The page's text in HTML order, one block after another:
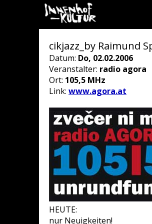
cikjazz_by Raimund
Datum: Do, 02.02.2006
Veranstalter: radio agora
Ort: 105,5 MHz
Link: www.agora.at
HEUTE:
nur Neuigkeiten!